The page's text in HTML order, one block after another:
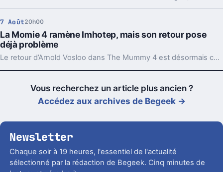
7 Août20h00
La Momie 4 ramène Imhotep, mais son retour pose
déjà problème
Le retour d’Arnold Vosloo dans The Mummy 4 est désormais confirmé. Bonne nouvelle pour les fans, sauf qu’un détail central reste entier : comment Imhotep revient-il ?
Vous recherchez un article plus ancien ?
Accédez aux archives de Begeek →
Newsletter
Chaque soir à 19 heures, l'essentiel de l'actualité
sélectionné par la rédaction de Begeek. Cinq minutes de